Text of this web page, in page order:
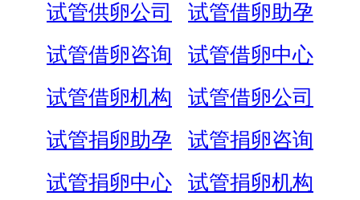
试管供卵公司
试管借卵助孕
试管借卵咨询
试管借卵中心
试管借卵机构
试管借卵公司
试管捐卵助孕
试管捐卵咨询
试管捐卵中心
试管捐卵机构